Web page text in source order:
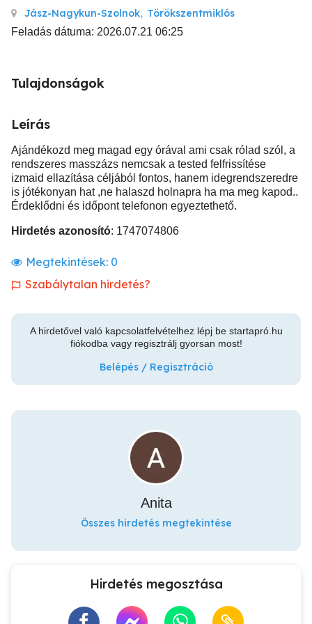
Jász-Nagykun-Szolnok, Törökszentmiklós
Feladás dátuma: 2026.07.21 06:25
Tulajdonságok
Leírás
Ajándékozd meg magad egy órával ami csak rólad szól, a
rendszeres masszázs nemcsak a tested felfrissítése
izmaid ellazítása céljából fontos, hanem idegrendszeredre
is jótékonyan hat ,ne halaszd holnapra ha ma meg kapod..
Érdeklődni és időpont telefonon egyeztethető.
Hirdetés azonosító: 1747074806
Megtekintések: 0
Szabálytalan hirdetés?
A hirdetővel való kapcsolatfelvételhez lépj be startapró.hu
fiókodba vagy regisztrálj gyorsan most!
Belépés / Regisztráció
Anita
Összes hirdetés megtekintése
Hirdetés megosztása